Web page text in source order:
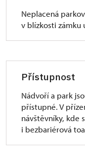
Neplacená
v blízkosti zámku
Přístupnost
Nádvoří a park
přístupné. V
návštěvníky, kde
i bezbariérová